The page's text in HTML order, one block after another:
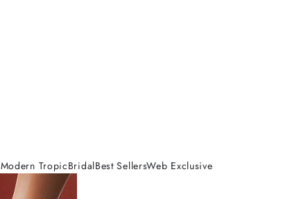
Modern TropicBridalBest SellersWeb Exclusive